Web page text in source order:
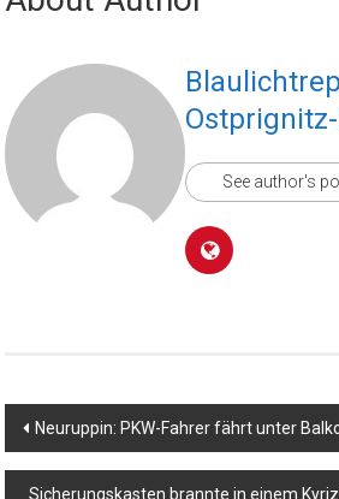
See author's
Beitragsnavigation
Neuruppin: PKW-Fahrer fährt unter
Sicherungskasten brannte in einem